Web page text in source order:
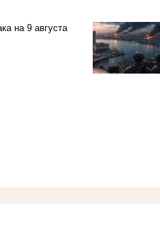
на 9 августа